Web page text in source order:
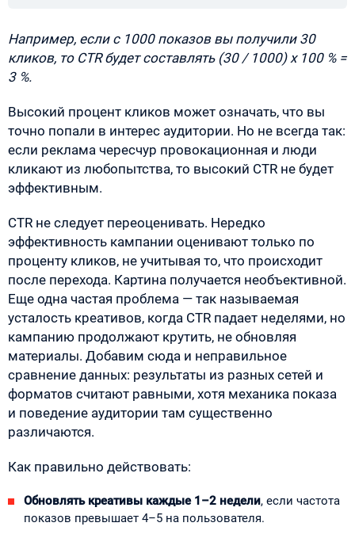
Например, если с 1000 показов вы получили 30
кликов, то CTR будет составлять (30 / 1000) х 100 % =
3 %.
Высокий процент кликов может означать, что вы
точно попали в интерес аудитории. Но не всегда так:
если реклама чересчур провокационная и люди
кликают из любопытства, то высокий CTR не будет
эффективным.
CTR не следует переоценивать. Нередко
эффективность кампании оценивают только по
проценту кликов, не учитывая то, что происходит
после перехода. Картина получается необъективной.
Еще одна частая проблема — так называемая
усталость креативов, когда CTR падает неделями, но
кампанию продолжают крутить, не обновляя
материалы. Добавим сюда и неправильное
сравнение данных: результаты из разных сетей и
форматов считают равными, хотя механика показа
и поведение аудитории там существенно
различаются.
Как правильно действовать:
Обновлять креативы каждые 1–2 недели, если частота
показов превышает 4–5 на пользователя.